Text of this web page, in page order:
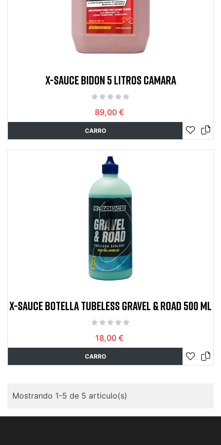
X-SAUCE BIDON 5 LITROS CAMARA
89,00 €
CARRO
X-SAUCE BOTELLA TUBELESS GRAVEL & ROAD 500 ML
18,00 €
CARRO
Mostrando 1-5 de 5 articulo(s)